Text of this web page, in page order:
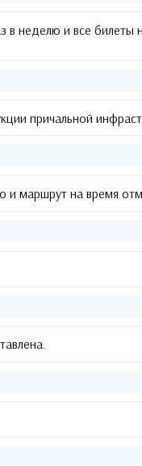
в неделю и все билеты
причальной
и маршрут на время
.